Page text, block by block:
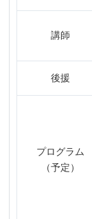
講師
後援
プログラム
（予定）